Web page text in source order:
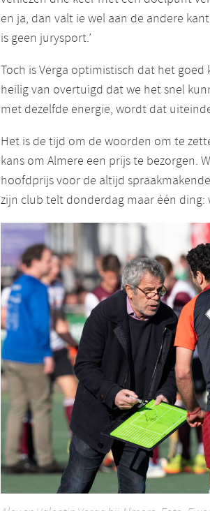
en ja, dan valt ie wel aan de andere
is geen jurysport.’
Toch is Verga optimistisch dat het goed
heilig van overtuigd dat we het snel
met dezelfde energie, wordt dat
Het is de tijd om de woorden om te
kans om Almere een prijs te bezorgen.
hoofdprijs voor de altijd
zijn club telt donderdag maar één ding: